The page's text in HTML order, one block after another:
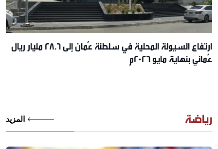
ارتفاع السيولة المحلية في سلطنة عُمان إلى 28.6 مليار ريال
عُماني بنهاية مايو 2026م
رياضة المزيد